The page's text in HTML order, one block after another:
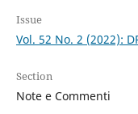
Issue
Vol. 52 No. 2 (2022):
Section
Note e Commenti